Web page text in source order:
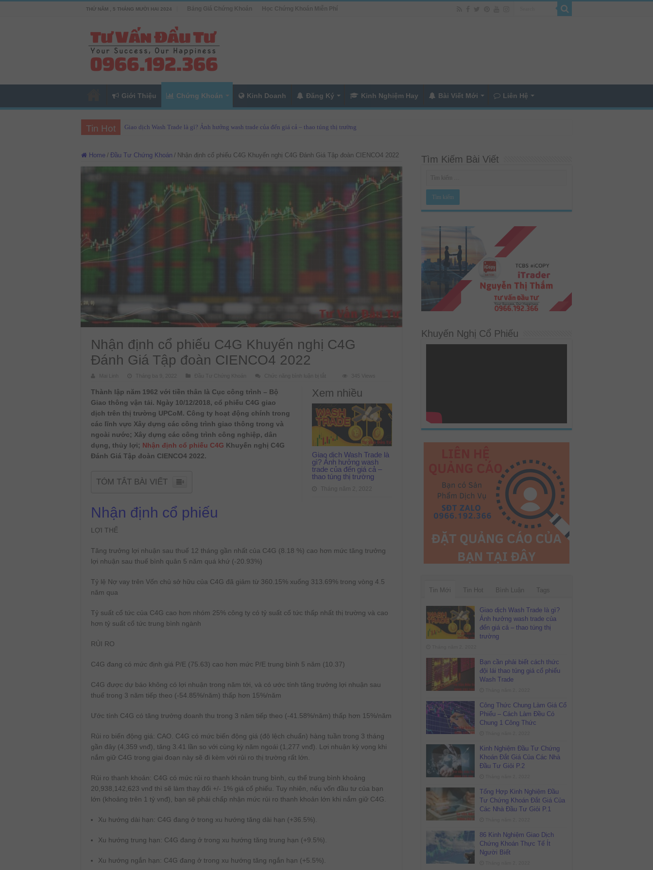
THỨ NĂM , 5 THÁNG MƯỜI HAI 2024 Bảng Giá Chứng Khoán Học Chứng Khoán Miễn Phí
Giới Thiệu Chứng Khoán Kinh Doanh Đăng Ký Kinh Nghiệm Hay Bài Viết Mới Liên Hệ
Tin Hot Giao dịch Wash Trade là gì? Ảnh hưởng wash trade của đến giá cả – thao túng thị trường
Home / Đầu Tư Chứng Khoán / Nhận định cổ phiếu C4G Khuyến nghị C4G Đánh Giá Tập đoàn CIENCO4 2022
Nhận định cổ phiếu C4G Khuyến nghị C4G
Đánh Giá Tập đoàn CIENCO4 2022
Mai Linh Tháng ba 9, 2022 Đầu Tư Chứng Khoán Chức năng bình luận bị tắt
cổ
phiếu
C4G
Khuyến
nghị
C4G
Đánh
Giá
Tập
đoàn
CIENCO4
2022
Xem nhiều
Giao dịch Wash Trade là
gì? Ảnh hưởng wash
trade của đến giá cả –
thao túng thị trường
Tháng năm 2, 2022
Thành lập năm 1962 với tiền thân là Cục công trình – Bộ
Giao thông vận tải. Ngày 10/12/2018, cổ phiếu C4G giao
dịch trên thị trường UPCoM. Công ty hoạt động chính trong
các lĩnh vực Xây dựng các công trình giao thông trong và
ngoài nước; Xây dựng các công trình công nghiệp, dân
dụng, thủy lợi; Nhận định cổ phiếu C4G Khuyến nghị C4G
Đánh Giá Tập đoàn CIENCO4 2022.
TÓM TẮT BÀI VIẾT
Nhận định cổ phiếu
LỢI THẾ
Tăng trưởng lợi nhuận sau thuế 12 tháng gần nhất của C4G (8.18 %) cao hơn mức tăng trưởng
lợi nhuận sau thuế bình quân 5 năm quá khứ (-20.93%)
Tỷ lệ Nợ vay trên Vốn chủ sở hữu của C4G đã giảm từ 360.15% xuống 313.69% trong vòng 4.5
năm qua
Tỷ suất cổ tức của C4G cao hơn nhóm 25% công ty có tỷ suất cổ tức thấp nhất thị trường và cao
hơn tỷ suất cổ tức trung bình ngành
RỦI RO
C4G đang có mức định giá P/E (75.63) cao hơn mức P/E trung bình 5 năm (10.37)
C4G được dự báo không có lợi nhuận trong năm tới, và có ước tính tăng trưởng lợi nhuận sau
thuế trong 3 năm tiếp theo (-54.85%/năm) thấp hơn 15%/năm
Ước tính C4G có tăng trưởng doanh thu trong 3 năm tiếp theo (-41.58%/năm) thấp hơn 15%/năm
Rủi ro biến động giá: CAO. C4G có mức biến động giá (độ lệch chuẩn) hàng tuần trong 3 tháng
gần đây (4,359 vnđ), tăng 3.41 lần so với cùng kỳ năm ngoái (1,277 vnđ). Lợi nhuận kỳ vọng khi
nắm giữ C4G trong giai đoạn này sẽ đi kèm với rủi ro thị trường rất lớn.
Rủi ro thanh khoản: C4G có mức rủi ro thanh khoản trung bình, cụ thể trung bình khoảng
20,938,142,623 vnđ thì sẽ làm thay đổi +/- 1% giá cổ phiếu. Tuy nhiên, nếu vốn đầu tư của bạn
lớn (khoảng trên 1 tỷ vnđ), bạn sẽ phải chấp nhận mức rủi ro thanh khoản lớn khi nắm giữ C4G.
Xu hướng dài hạn: C4G đang ở trong xu hướng tăng dài hạn (+36.5%).
Xu hướng trung hạn: C4G đang ở trong xu hướng tăng trung hạn (+9.5%).
Xu hướng ngắn hạn: C4G đang ở trong xu hướng tăng ngắn hạn (+5.5%).
Tìm Kiếm Bài Viết
Khuyến Nghị Cổ Phiếu
Tin Mới Tin Hot Bình Luận Tags
Giao dịch Wash Trade là gì?
Ảnh hưởng wash trade của
đến giá cả – thao túng thị
trường
Bạn cần phải biết cách thức
đội lái thao túng giá cổ phiếu
Wash Trade
Công Thức Chung Làm Giá Cổ
Phiếu – Cách Làm Đều Có
Chung 1 Công Thức
Kinh Nghiệm Đầu Tư Chứng
Khoán Đắt Giá Của Các Nhà
Đầu Tư Giỏi P.2
Tổng Hợp Kinh Nghiệm Đầu
Tư Chứng Khoán Đắt Giá Của
Các Nhà Đầu Tư Giỏi P.1
86 Kinh Nghiệm Giao Dịch
Chứng Khoán Thực Tế Ít
Người Biết